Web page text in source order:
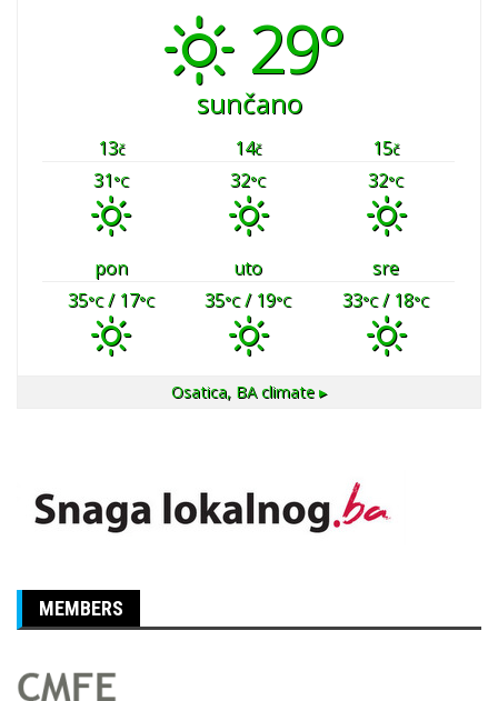
29°
sunčano
13č 14č 15č
31°C 32°C 32°C
pon uto
sre
35°C/ 17°C 35°C/ 19°C 33°C/ 18°C
Osatica, BAclimate ▸
MEMBERS